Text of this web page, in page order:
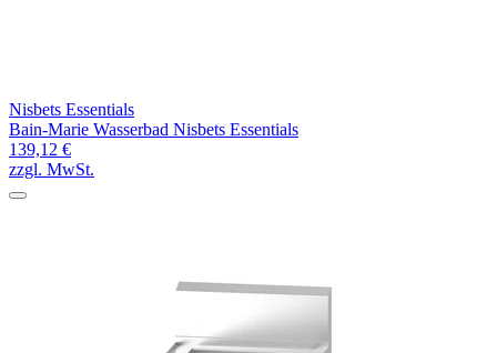
Nisbets Essentials
Bain-Marie Wasserbad Nisbets Essentials
139,12 €
zzgl. MwSt.